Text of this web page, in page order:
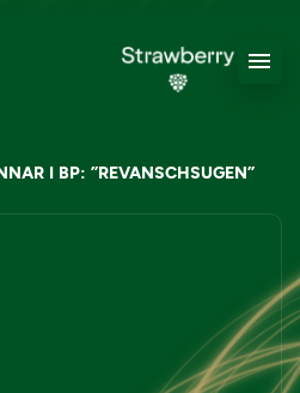
I BP: ”REVANSCHSUGEN”